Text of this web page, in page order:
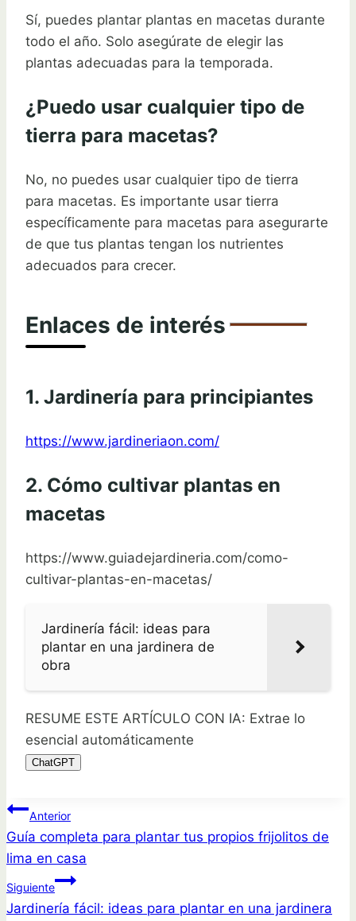
Sí, puedes plantar plantas en macetas durante
todo el año. Solo asegúrate de elegir las
plantas adecuadas para la temporada.
¿Puedo usar cualquier tipo de
tierra para macetas?
No, no puedes usar cualquier tipo de tierra
para macetas. Es importante usar tierra
específicamente para macetas para asegurarte
de que tus plantas tengan los nutrientes
adecuados para crecer.
Enlaces de interés
1. Jardinería para principiantes
https://www.jardineriaon.com/
2. Cómo cultivar plantas en
macetas
https://www.guiadejardineria.com/como-
cultivar-plantas-en-macetas/
Jardinería fácil: ideas para
plantar en una jardinera de
obra
RESUME ESTE ARTÍCULO CON IA: Extrae lo
esencial automáticamente
ChatGPT
Navegación
de
entradas
Anterior
Guía completa para plantar tus propios frijolitos de
lima en casa
Siguiente
Jardinería fácil: ideas para plantar en una jardinera